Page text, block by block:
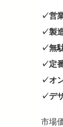
✓営
✓製
✓無
✓定
✓オ
✓デ
市場